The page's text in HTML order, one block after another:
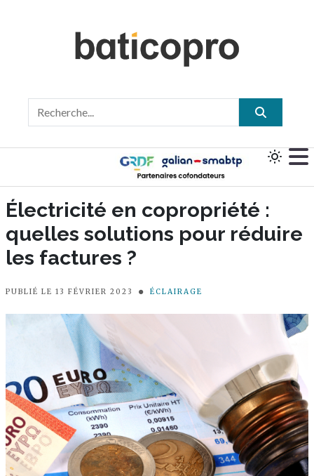
Électricité en copropriété :
quelles solutions pour réduire
les factures ?
PUBLIÉ LE 13 FÉVRIER 2023 ÉCLAIRAGE